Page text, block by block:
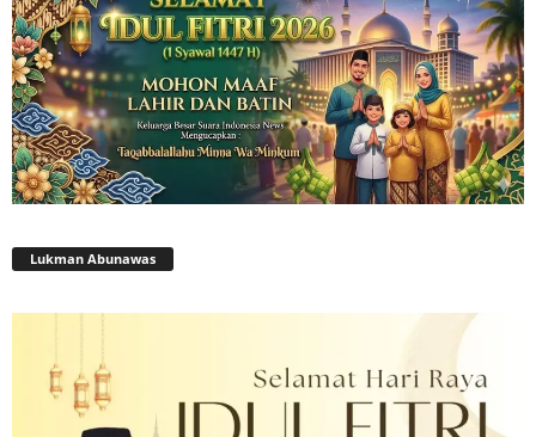
Lukman Abunawas